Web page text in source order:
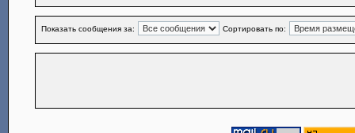
Показать сообщения за: Сортировать по: